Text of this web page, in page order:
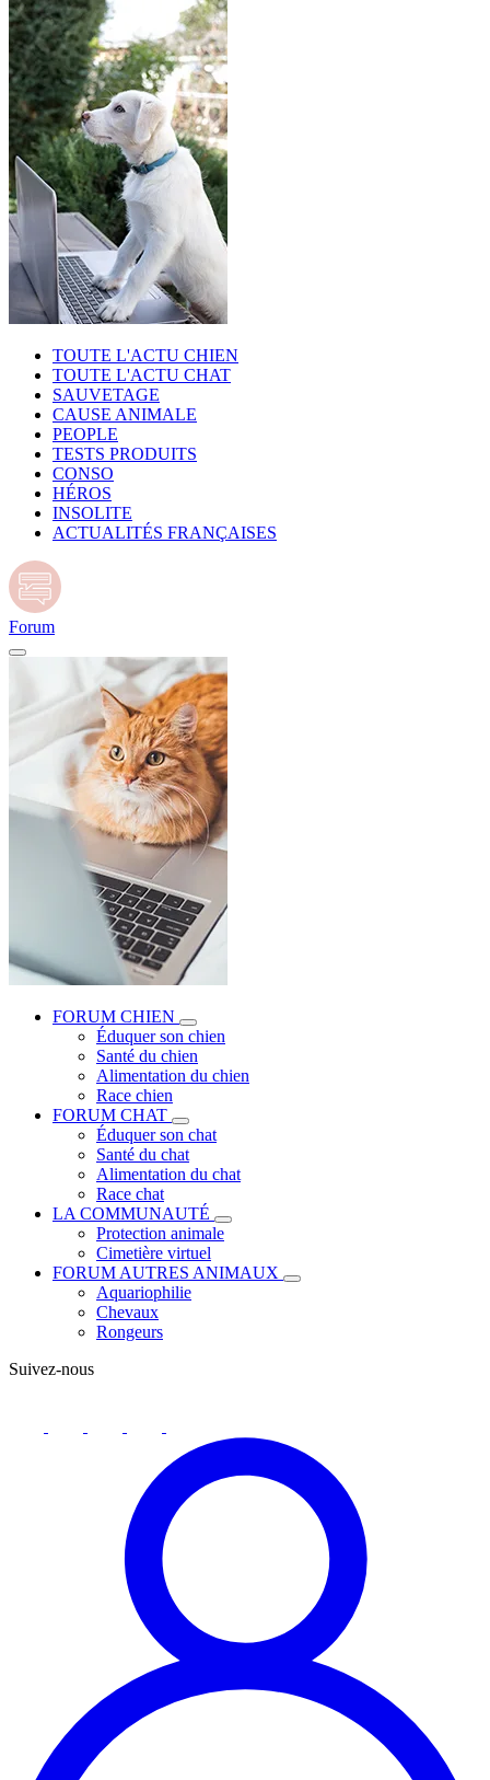
TOUTE L'ACTU CHIEN
TOUTE L'ACTU CHAT
SAUVETAGE
CAUSE ANIMALE
PEOPLE
TESTS PRODUITS
CONSO
HÉROS
INSOLITE
ACTUALITÉS FRANÇAISES
Forum
FORUM CHIEN
Éduquer son chien
Santé du chien
Alimentation du chien
Race chien
FORUM CHAT
Éduquer son chat
Santé du chat
Alimentation du chat
Race chat
LA COMMUNAUTÉ
Protection animale
Cimetière virtuel
FORUM AUTRES ANIMAUX
Aquariophilie
Chevaux
Rongeurs
Suivez-nous